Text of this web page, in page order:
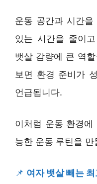
운동 공간과 시간
있는 시간을 줄이
뱃살 감량에 큰 역
보면 환경 준비가
언급됩니다.
이처럼 운동 환경
능한 운동 루틴을
📌 여자 뱃살 빼는